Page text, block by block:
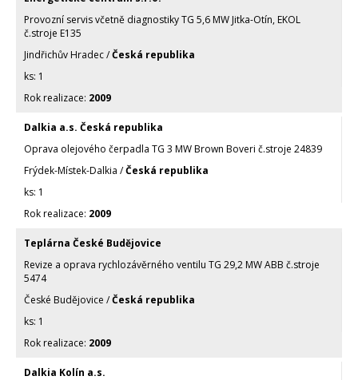
Provozní servis včetně diagnostiky TG 5,6 MW Jitka-Otín, EKOL
č.stroje E135
Jindřichův Hradec /Česká republika
1
2009
Dalkia a.s. Česká republika
Oprava olejového čerpadla TG 3 MW Brown Boveri č.stroje 24839
Frýdek-Místek-Dalkia /Česká republika
1
2009
Teplárna České Budějovice
Revize a oprava rychlozávěrného ventilu TG 29,2 MW ABB č.stroje
5474
České Budějovice /Česká republika
1
2009
Dalkia Kolín a.s.